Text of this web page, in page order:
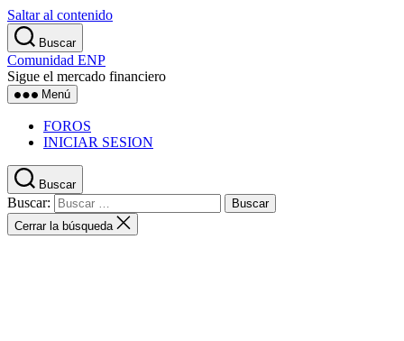
Saltar al contenido
Buscar
Comunidad ENP
Sigue el mercado financiero
Menú
FOROS
INICIAR SESION
Buscar
Buscar:
Cerrar la búsqueda